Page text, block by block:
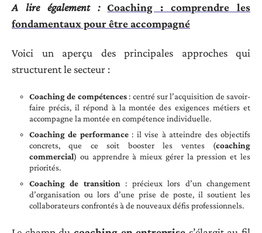
A lire également :
Coaching : comprendre les
fondamentaux pour être accompagné
Voici un aperçu des principales approches qui
structurent le secteur :
Coaching de compétences: centré sur l’acquisition de savoir-
faire précis, il répond à la montée des exigences métiers et
accompagne la montée en compétence individuelle.
Coaching de performance: il vise à atteindre des objectifs
concrets, que ce soit booster les ventes (coaching
commercial) ou apprendre à mieux gérer la pression et les
priorités.
Coaching de transition : précieux lors d’un changement
d’organisation ou lors d’une prise de poste, il soutient les
collaborateurs confrontés à de nouveaux défis professionnels.